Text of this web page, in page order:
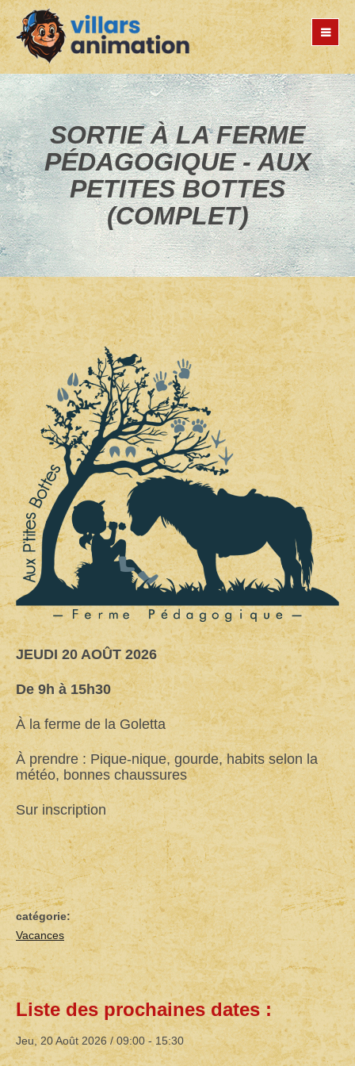
Jump
to
navigation
SORTIE À LA FERME
PÉDAGOGIQUE - AUX
PETITES BOTTES
(COMPLET)
Back
to
top
JEUDI 20 AOÛT 2026
De 9h à 15h30
À la ferme de la Goletta
À prendre : Pique-nique, gourde, habits selon la
météo, bonnes chaussures
Sur inscription
catégorie:
Vacances
Back
to
top
Liste des prochaines dates :
Jeu, 20 Août 2026 /09:00-15:30